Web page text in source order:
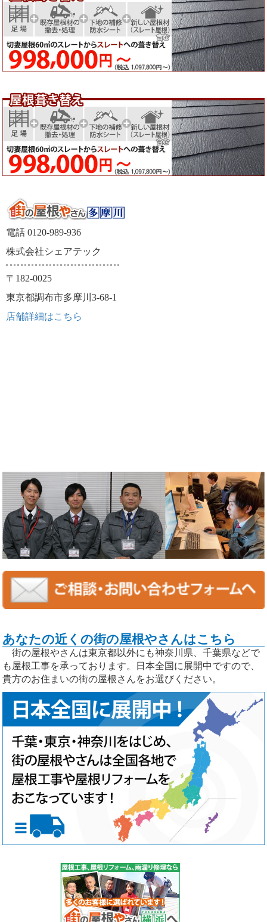
電話 0120-989-936
株式会社シェアテック
〒182-0025
東京都調布市多摩川3-68-1
店舗詳細はこちら
あなたの近くの街の屋根やさんはこちら
街の屋根やさんは東京都以外にも神奈川県、千葉県などで
も屋根工事を承っております。日本全国に展開中ですので、
貴方のお住まいの街の屋根さんをお選びください。